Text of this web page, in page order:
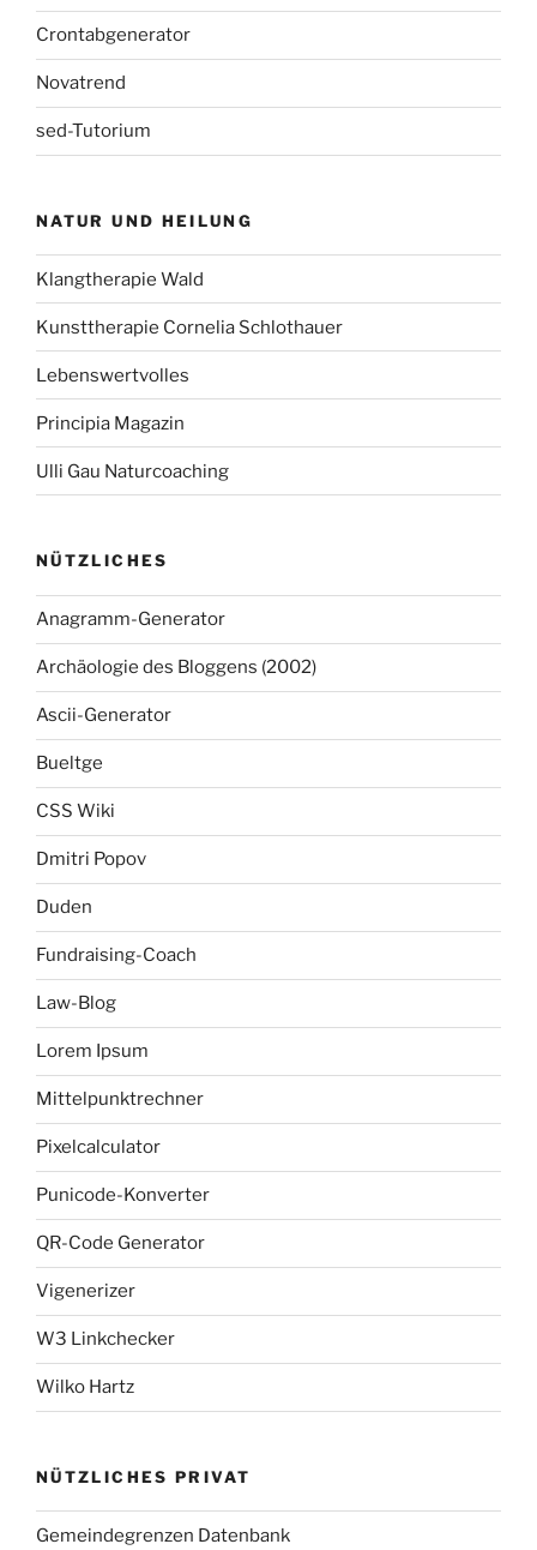
Crontabgenerator
Novatrend
sed-Tutorium
NATUR UND HEILUNG
Klangtherapie Wald
Kunsttherapie Cornelia Schlothauer
Lebenswertvolles
Principia Magazin
Ulli Gau Naturcoaching
NÜTZLICHES
Anagramm-Generator
Archäologie des Bloggens (2002)
Ascii-Generator
Bueltge
CSS Wiki
Dmitri Popov
Duden
Fundraising-Coach
Law-Blog
Lorem Ipsum
Mittelpunktrechner
Pixelcalculator
Punicode-Konverter
QR-Code Generator
Vigenerizer
W3 Linkchecker
Wilko Hartz
NÜTZLICHES PRIVAT
Gemeindegrenzen Datenbank